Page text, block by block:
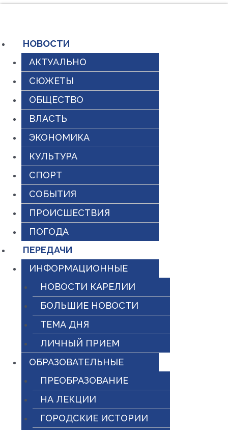
содержимому
НОВОСТИ
АКТУАЛЬНО
СЮЖЕТЫ
ОБЩЕСТВО
ВЛАСТЬ
ЭКОНОМИКА
КУЛЬТУРА
СПОРТ
СОБЫТИЯ
ПРОИСШЕСТВИЯ
ПОГОДА
ПЕРЕДАЧИ
ИНФОРМАЦИОННЫЕ
НОВОСТИ КАРЕЛИИ
БОЛЬШИЕ НОВОСТИ
ТЕМА ДНЯ
ЛИЧНЫЙ ПРИЕМ
ОБРАЗОВАТЕЛЬНЫЕ
ПРЕОБРАЗОВАНИЕ
НА ЛЕКЦИИ
ГОРОДСКИЕ ИСТОРИИ